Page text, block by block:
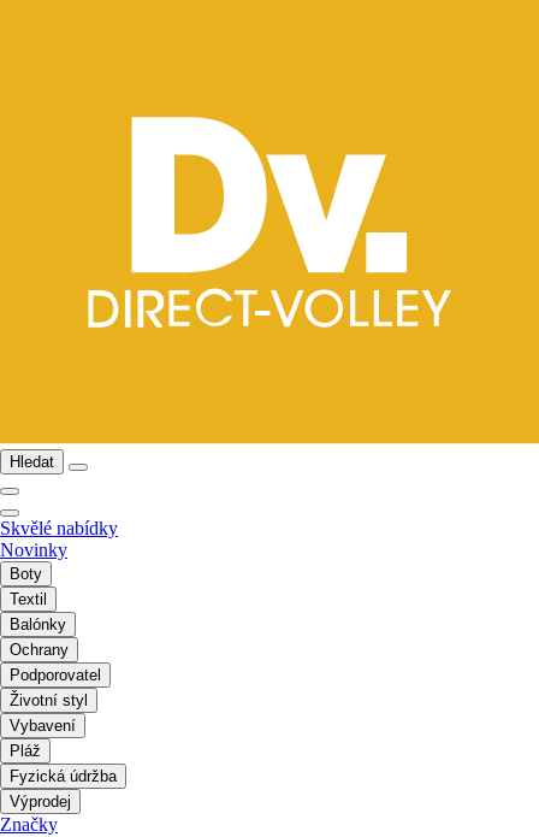
Hledat
Skvělé nabídky
Novinky
Boty
Textil
Balónky
Ochrany
Podporovatel
Životní styl
Vybavení
Pláž
Fyzická údržba
Výprodej
Značky